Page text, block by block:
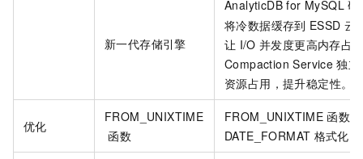
新一代存储引擎
AnalyticDB for MySQL 研
将冷数据缓存到 ESSD 云
让 I/O 并发度更高内存占
Compaction Service 独立
资源占用，提升稳定性。
优化
FROM_UNIXTIME
函数
FROM_UNIXTIME 函数
DATE_FORMAT 格式化。